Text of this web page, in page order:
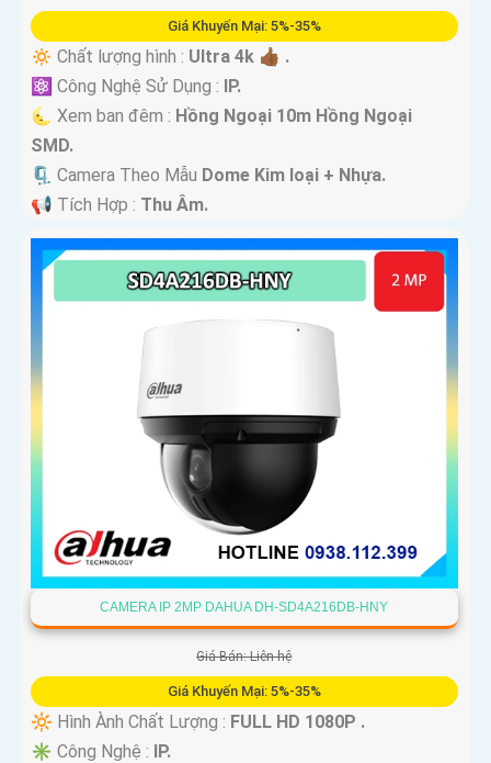
Giá Khuyến Mại: 5%-35%
🔅 Chất lượng hình : Ultra 4k 👍🏾 .
⚛️ Công Nghệ Sử Dụng : IP.
🌜 Xem ban đêm : Hồng Ngoại 10m Hồng Ngoại
SMD.
🗜️ Camera Theo Mẫu Dome Kim loại + Nhựa.
️📢 Tích Hợp : Thu Âm.
CAMERA IP 2MP DAHUA DH-SD4A216DB-HNY
Giá Bán: Liên hệ
Giá Khuyến Mại: 5%-35%
🔆 Hình Ành Chất Lượng : FULL HD 1080P .
✳️ Công Nghệ : IP.